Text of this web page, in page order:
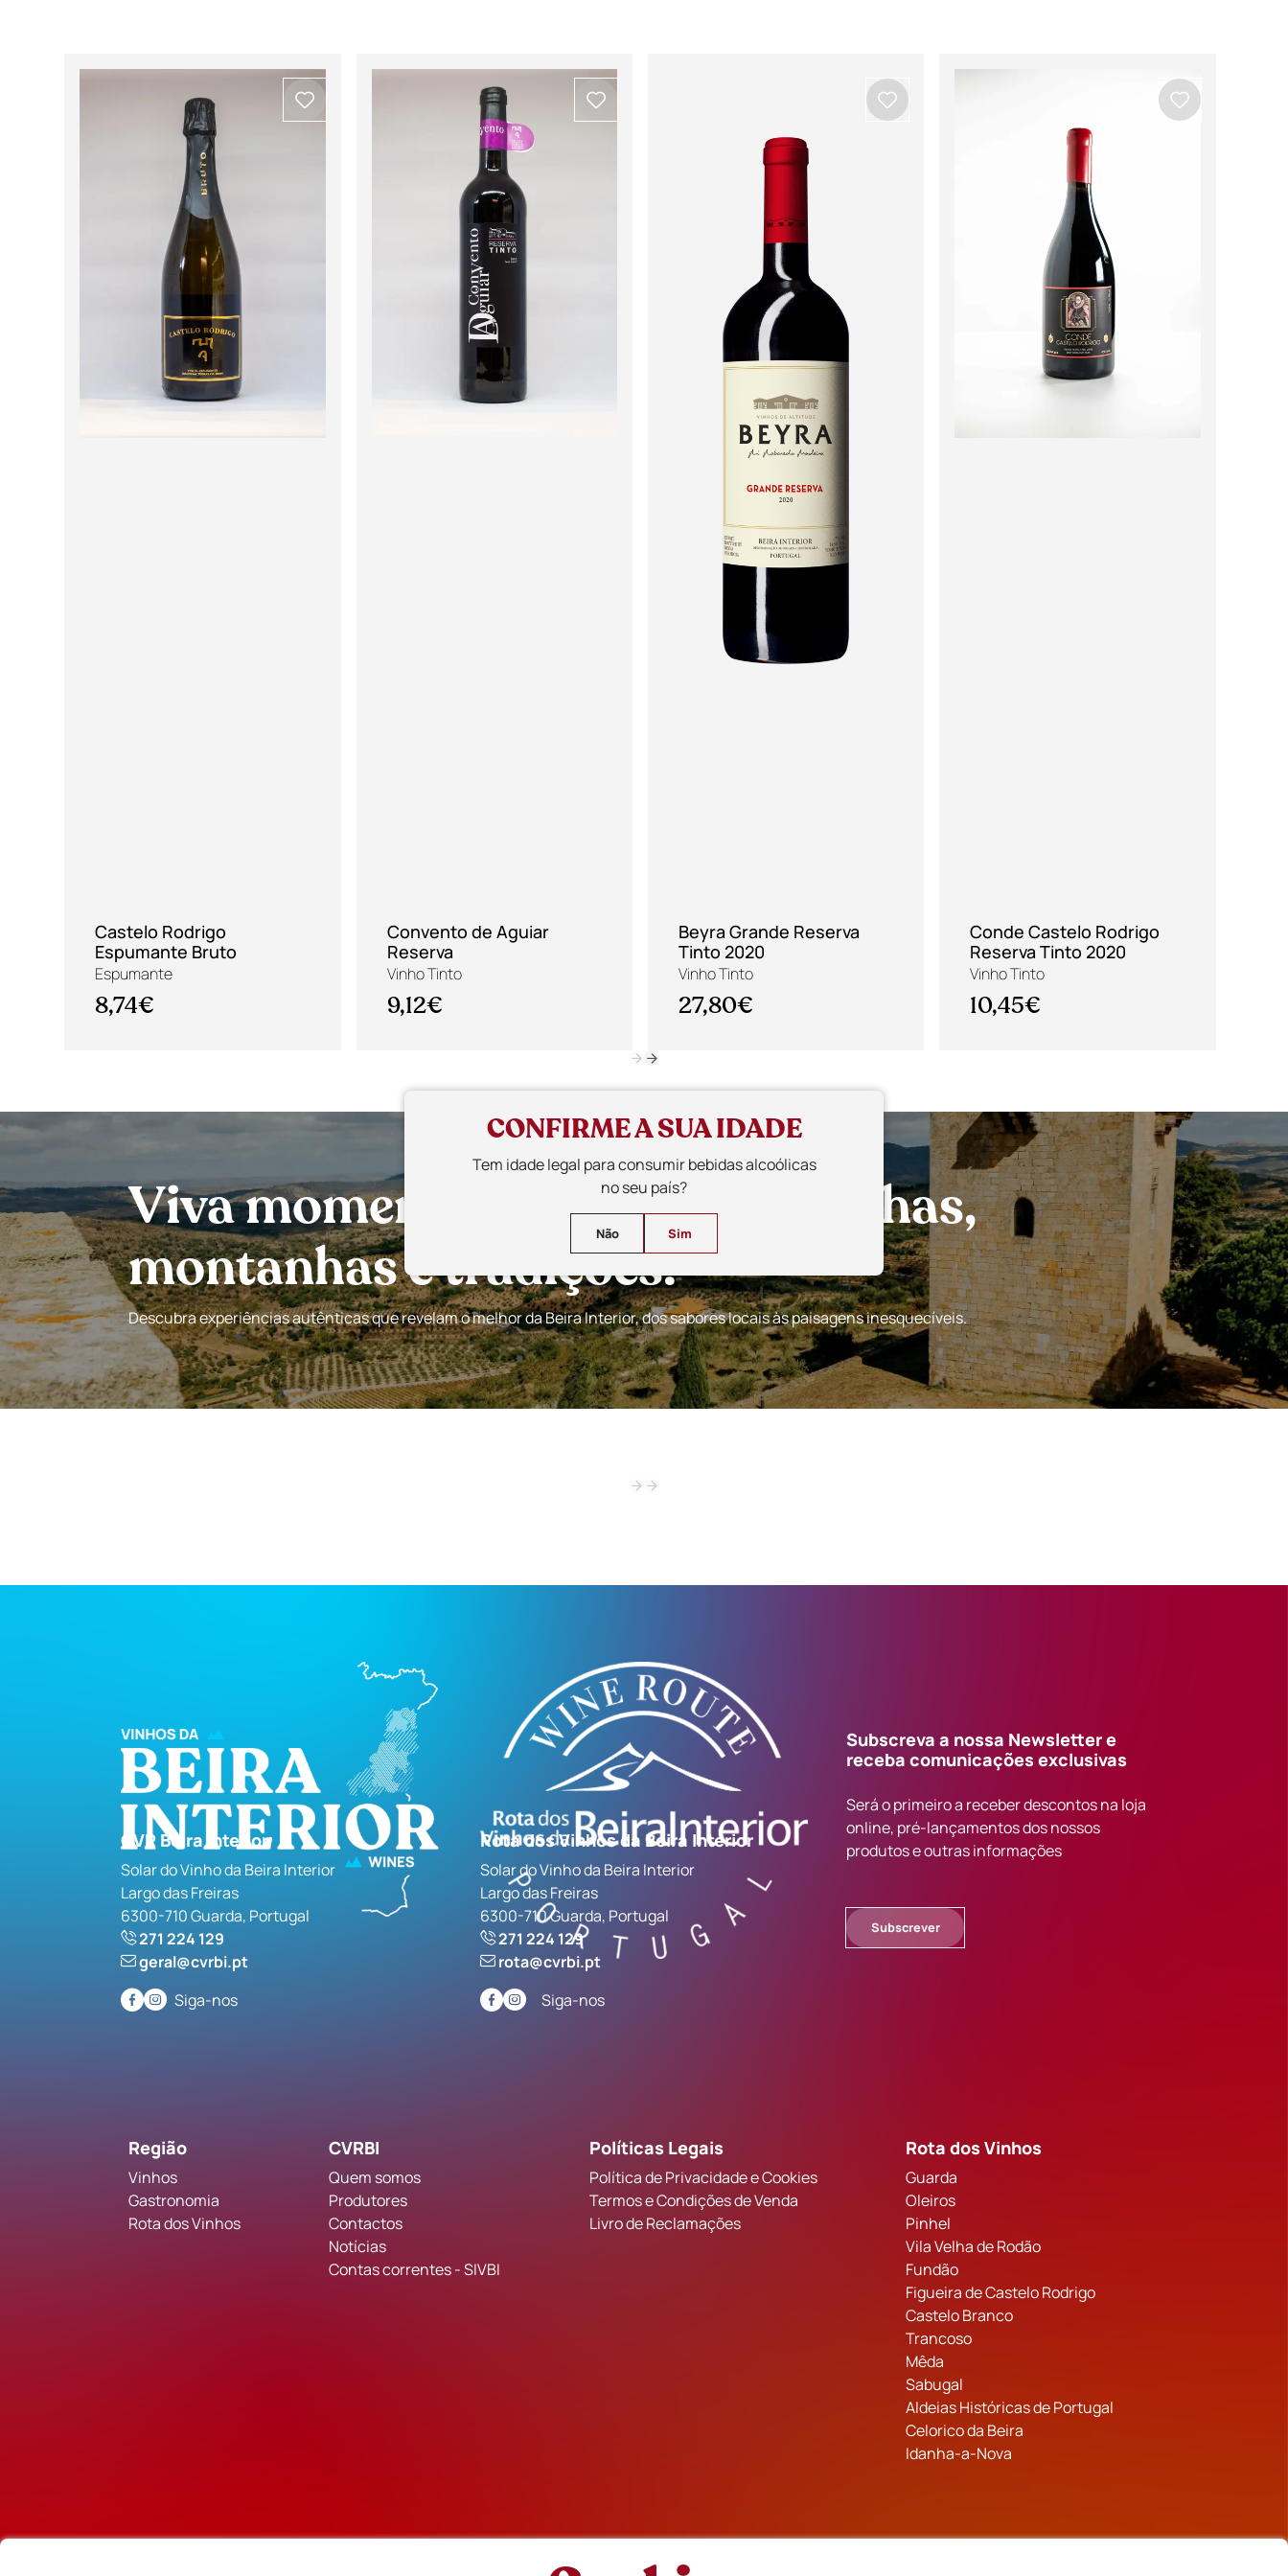
Castelo Rodrigo
Espumante Bruto
Espumante
8,74€
Convento de Aguiar
Reserva
Vinho Tinto
9,12€
Beyra Grande Reserva
Tinto 2020
Vinho Tinto
27,80€
Conde Castelo Rodrigo
Reserva Tinto 2020
Vinho Tinto
10,45€
Viva momentos únicos entre vinhas,
montanhas e tradições.
Descubra experiências autênticas que revelam o melhor da Beira Interior, dos sabores locais às paisagens inesquecíveis.
CVR Beira Interior
Solar do Vinho da Beira Interior
Largo das Freiras
6300-710 Guarda, Portugal
271 224 129
geral@cvrbi.pt
Siga-nos
Rota dos Vinhos da Beira Interior
Solar do Vinho da Beira Interior
Largo das Freiras
6300-710 Guarda, Portugal
271 224 129
rota@cvrbi.pt
Siga-nos
Subscreva a nossa Newsletter e
receba comunicações exclusivas
Será o primeiro a receber descontos na loja
online, pré-lançamentos dos nossos
produtos e outras informações
Subscrever
Região
Vinhos
Gastronomia
Rota dos Vinhos
CVRBI
Quem somos
Produtores
Contactos
Notícias
Contas correntes - SIVBI
Políticas Legais
Política de Privacidade e Cookies
Termos e Condições de Venda
Livro de Reclamações
Rota dos Vinhos
Guarda
Oleiros
Pinhel
Vila Velha de Rodão
Fundão
Figueira de Castelo Rodrigo
Castelo Branco
Trancoso
Mêda
Sabugal
Aldeias Históricas de Portugal
Celorico da Beira
Idanha-a-Nova
CONFIRME A SUA IDADE
Tem idade legal para consumir bebidas alcoólicas
no seu país?
Não Sim